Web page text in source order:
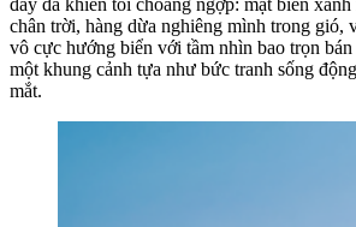
chân trời, hàng dừa nghiêng mình trong gió,
vô cực hướng biển với tầm nhìn bao trọn
một khung cảnh tựa như bức tranh sống
mắt.